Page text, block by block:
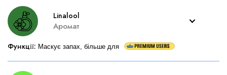
Linalool
Аромат
Функції: Маскує запах, більше для